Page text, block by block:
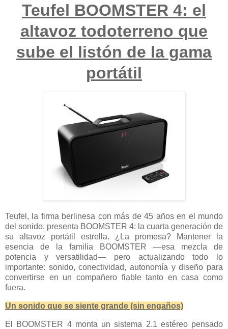
Teufel BOOMSTER 4: el
altavoz todoterreno que
sube el listón de la gama
portátil
Teufel, la firma berlinesa con más de 45 años en el mundo
del sonido, presenta BOOMSTER 4: la cuarta generación de
su altavoz portátil estrella. ¿La promesa? Mantener la
esencia de la familia BOOMSTER —esa mezcla de
potencia y versatilidad— pero actualizando todo lo
importante: sonido, conectividad, autonomía y diseño para
convertirse en un compañero fiable tanto en casa como
fuera.
Un sonido que se siente grande (sin engaños)
El BOOMSTER 4 monta un sistema 2.1 estéreo pensado